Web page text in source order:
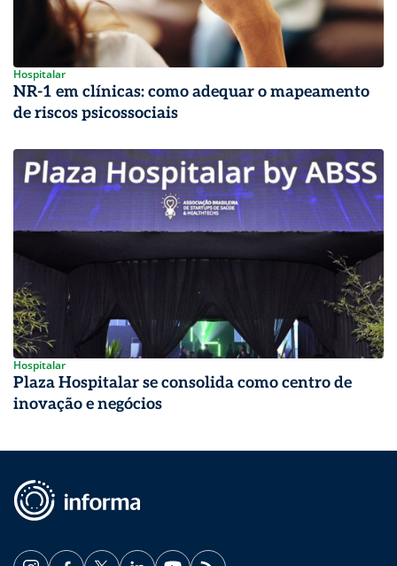
Hospitalar
NR-1 em clínicas: como adequar o mapeamento
de riscos psicossociais
Hospitalar
Plaza Hospitalar se consolida como centro de
inovação e negócios